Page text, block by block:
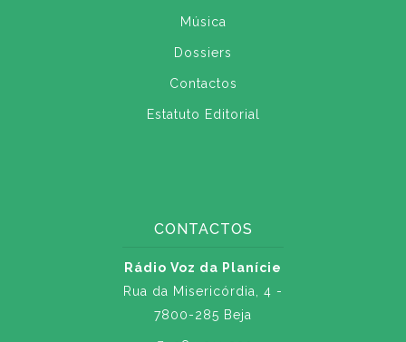
Música
Dossiers
Contactos
Estatuto Editorial
CONTACTOS
Rádio Voz da Planície
Rua da Misericórdia, 4 -
7800-285 Beja